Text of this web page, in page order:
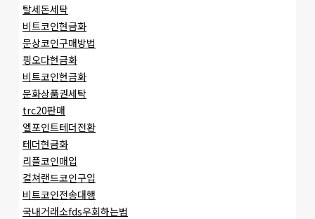
탈세돈세탁
비트코인현금화
문상코인구매방법
핑오다현금화
비트코인현금화
문화상품권세탁
trc20판매
엘포인트테더전환
테더현금화
리플코인매입
컬쳐랜드코인구입
비트코인전송대행
국내거래소fds우회하는법